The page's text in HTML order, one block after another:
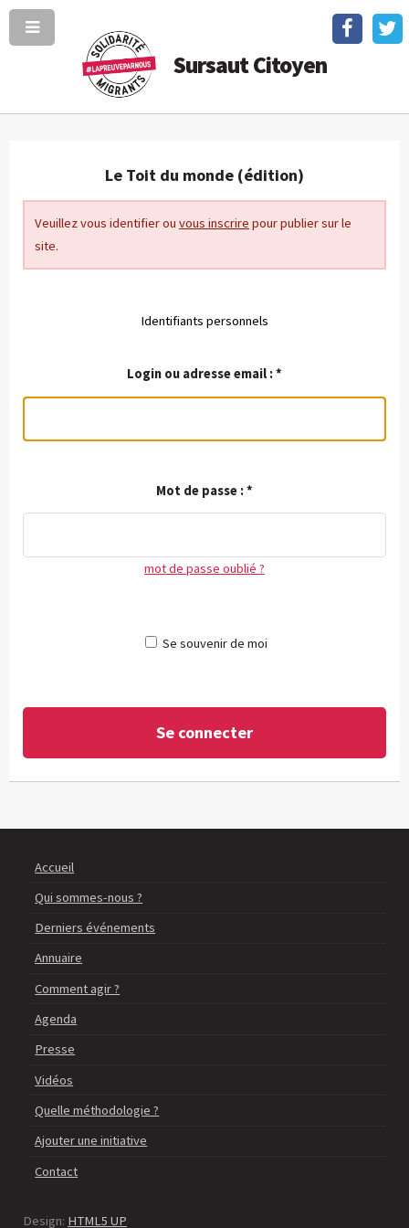
Sursaut Citoyen
Le Toit du monde (édition)
Veuillez vous identifier ou vous inscrire pour publier sur le
site.
Identifiants personnels
Login ou adresse email :*
Mot de passe :*
mot de passe oublié ?
Se souvenir de moi
Accueil
Qui sommes-nous ?
Derniers événements
Annuaire
Comment agir ?
Agenda
Presse
Vidéos
Quelle méthodologie ?
Ajouter une initiative
Contact
Design: HTML5 UP